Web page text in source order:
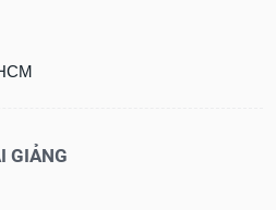
GIẢNG